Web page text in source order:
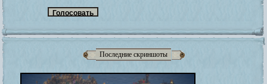
Последние скриншоты